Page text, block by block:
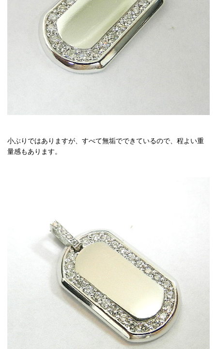
小ぶりではありますが、すべて無垢でできているので、程よい重
量感もあります。